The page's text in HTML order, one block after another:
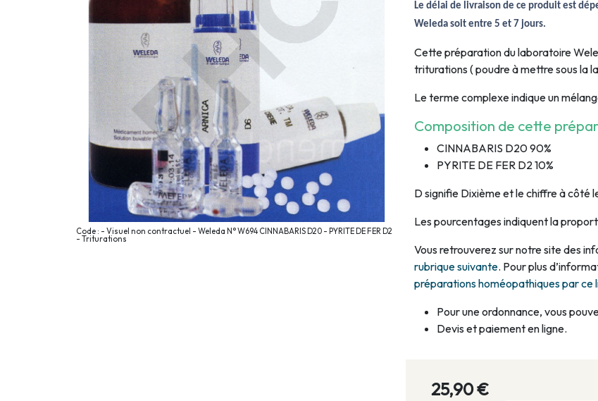
Code : - Visuel non contractuel - Weleda N° W694 CINNABARIS D20 - PYRITE DE FER D2
- Triturations
Le délai de livraison de ce produit est
Weleda soit entre 5 et 7 jours.
Cette préparation du laboratoire
triturations ( poudre à mettre sous la
Le terme complexe indique un
Composition de cette
CINNABARIS D20 90%
PYRITE DE FER D2 10%
D signifie Dixième et le chiffre à côté
Les pourcentages indiquent la
Vous retrouverez sur notre site des
rubrique suivante. Pour plus
préparations homéopathiques par ce
Pour une ordonnance, vous
Devis et paiement en ligne.
25,90 €